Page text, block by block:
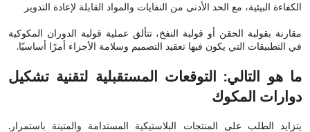
الكفاءة البيئية، مع الحد الأدنى من النفايات والمواد القابلة لإعادة التدوير
مقارنة بقولبة الحقن أو قولبة النفخ، تتألق عملية قولبة الدوران المكوكية
في التطبيقات التي يكون فيها تعقيد التصميم وسلامة الأجزاء أمرًا أساسيًا.
ما هو التالي: التوقعات المستقبلية لتقنية تشكيل
دوارات المكوك
يتزايد الطلب على المنتجات البلاستيكية المستدامة والمتينة باستمرار.